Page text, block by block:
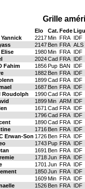
Grille
Elo Cat.Fede
Yannick 2217Min FRA IDF
2147 Ben FRA ALS
Elise 1980Min FRA IDF
2024Cad FRA IDF
Fahim 1856Pup BAN
IDF
1882 Ben FRA IDF
1899Cad FRA IDF
1687 Ben FRA IDF
Roudolph 1990Cad FRA IDF
1899 Min ARM IDF
1671 Cad FRA IDF
1796Cad FRA IDF
1890Cad FRA IDF
1716 Ben FRA IDF
Erwan-Son 1726Ben FRA IDF
1743 Pup FRA IDF
1691 Ben FRA IDF
1718Jun FRA IDF
1701 Jun FRA IDF
1850Jun FRA IDF
1609Min FRA IDF
1526 Ben FRA IDF